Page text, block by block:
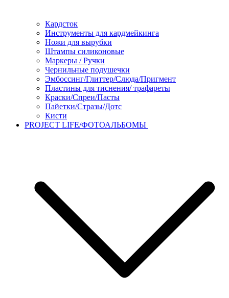
Кардсток
Инструменты для кардмейкинга
Ножи для вырубки
Штампы силиконовые
Маркеры / Ручки
Чернильные подушечки
Эмбоссинг/Глиттер/Слюда/Пригмент
Пластины для тиснения/ трафареты
Краски/Спреи/Пасты
Пайетки/Стразы/Дотс
Кисти
PROJECT LIFE/ФОТОАЛЬБОМЫ